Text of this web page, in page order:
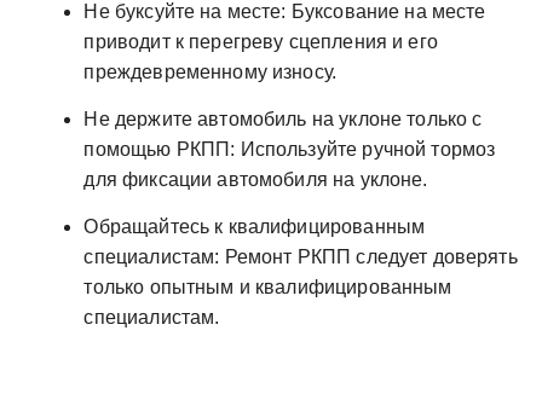
Не буксуйте на месте: Буксование на месте
приводит к перегреву сцепления и его
преждевременному износу.
Не держите автомобиль на уклоне только с
помощью РКПП: Используйте ручной тормоз
для фиксации автомобиля на уклоне.
Обращайтесь к квалифицированным
специалистам: Ремонт РКПП следует доверять
только опытным и квалифицированным
специалистам.